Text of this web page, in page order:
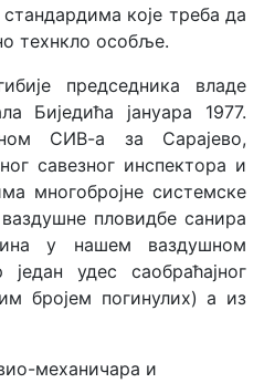
које треба да
технкло особље.
председника владе
Биједића јануара 1977.
СИВ-а за Сарајево,
савезног инспектора и
многобројне системске
пловидбе санира
у нашем ваздушном
удес саобраћајног
бројем погинулих) а из
механичара и